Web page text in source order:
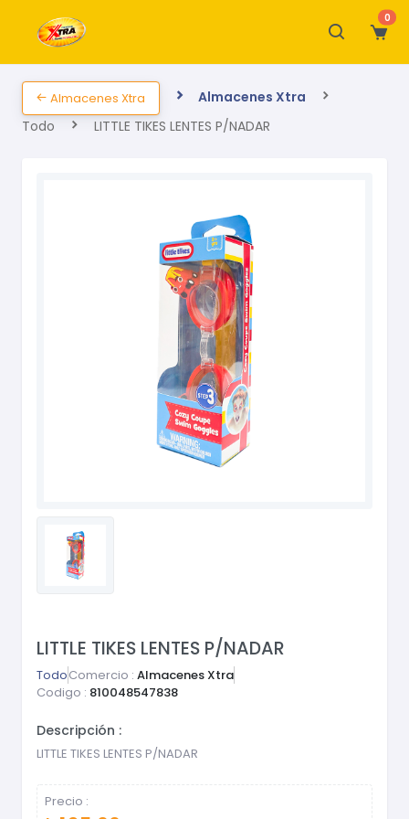
0
Almacenes Xtra
Almacenes Xtra
Todo
LITTLE TIKES LENTES P/NADAR
LITTLE TIKES LENTES P/NADAR
TodoComercio : Almacenes Xtra
Codigo : 810048547838
Descripción :
LITTLE TIKES LENTES P/NADAR
Precio :